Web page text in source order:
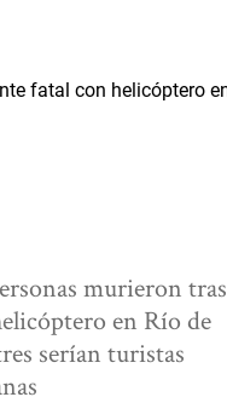
murieron tras
en Río de
serían turistas